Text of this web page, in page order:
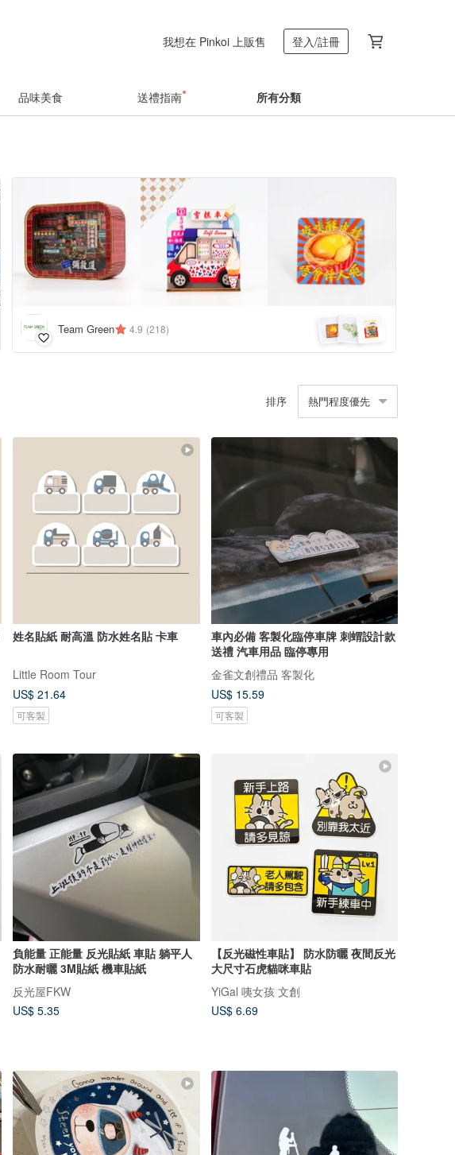
我想在 Pinkoi 上販售 登入/註冊
品味美食 送禮指南 所有分類
Team Green 4.9 (218)
排序 熱門程度優先
姓名貼紙 耐高溫 防水姓名貼 卡車
Little Room Tour
US$ 21.64
可客製
車內必備 客製化臨停車牌 刺蝟設計款
送禮 汽車用品 臨停專用
金雀文創禮品 客製化
US$ 15.59
可客製
負能量 正能量 反光貼紙 車貼 躺平人
防水耐曬 3M貼紙 機車貼紙
反光屋FKW
US$ 5.35
【反光磁性車貼】 防水防曬 夜間反光
大尺寸石虎貓咪車貼
YiGal 咦女孩 文創
US$ 6.69